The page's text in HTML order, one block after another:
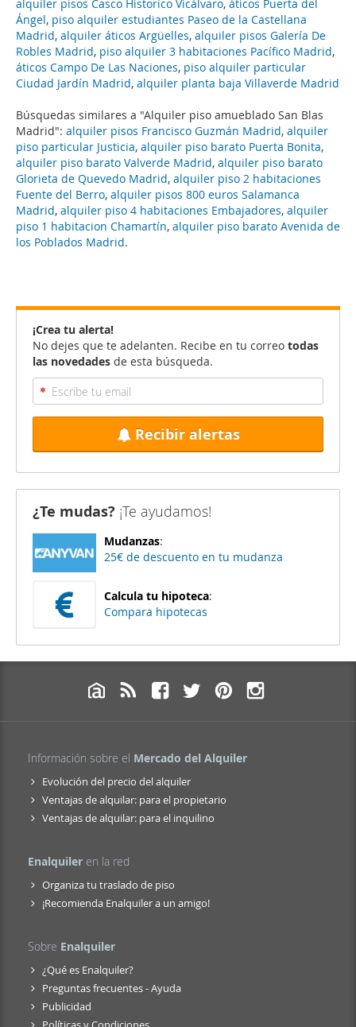
Búsquedas similares a "Alquiler piso amueblado San Blas
Madrid": alquiler pisos Francisco Guzmán Madrid, alquiler
piso particular Justicia, alquiler piso barato Puerta Bonita,
alquiler piso barato Valverde Madrid, alquiler piso barato
Glorieta de Quevedo Madrid, alquiler piso 2 habitaciones
Fuente del Berro, alquiler pisos 800 euros Salamanca
Madrid, alquiler piso 4 habitaciones Embajadores, alquiler
piso 1 habitacion Chamartín, alquiler piso barato Avenida de
los Poblados Madrid.
alquiler pisos Casco Historico Vicálvaro, áticos Puerta del
Ángel, piso alquiler estudiantes Paseo de la Castellana
Madrid, alquiler áticos Argüelles, alquiler pisos Galería De
Robles Madrid, piso alquiler 3 habitaciones Pacífico Madrid,
áticos Campo De Las Naciones, piso alquiler particular
Ciudad Jardín Madrid, alquiler planta baja Villaverde Madrid
¡Crea tu alerta!
No dejes que te adelanten. Recibe en tu correo todas
las novedades de esta búsqueda.
Recibir alertas
¿Te mudas? ¡Te ayudamos!
Mudanzas:
25€ de descuento en tu mudanza
Calcula tu hipoteca:
Compara hipotecas
Información sobre el Mercado del Alquiler
Evolución del precio del alquiler
Ventajas de alquilar: para el propietario
Ventajas de alquilar: para el inquilino
Enalquiler en la red
Organiza tu traslado de piso
¡Recomienda Enalquiler a un amigo!
Sobre Enalquiler
¿Qué es Enalquiler?
Preguntas frecuentes - Ayuda
Publicidad